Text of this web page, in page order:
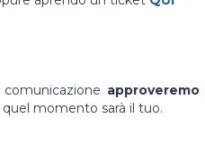
quel momento sarà il tuo.